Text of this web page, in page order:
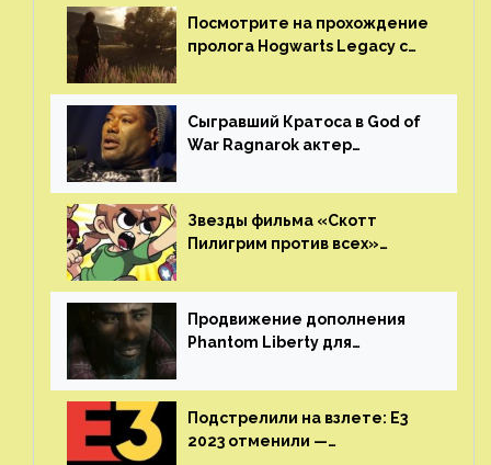
Посмотрите на прохождение
пролога Hogwarts Legacy с
GamesVoice показала первые
результаты своего труда
Сыгравший Кратоса в God of
War Ragnarok актер
игроков прекратить
консольные войны
Звезды фильма «Скотт
Пилигрим против всех»
аниме от Netflix
Продвижение дополнения
Phantom Liberty для
июне
Подстрелили на взлете: E3
2023 отменили —